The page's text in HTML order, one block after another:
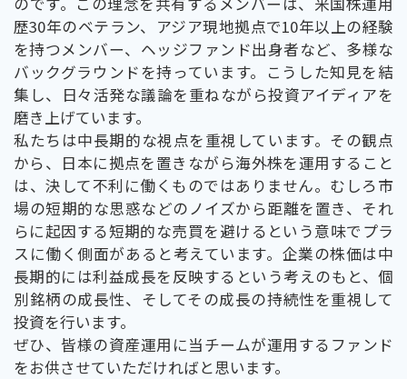
歴30年のベテラン、アジア現地拠点で10年以上の経験
を持つメンバー、ヘッジファンド出身者など、多様な
バックグラウンドを持っています。こうした知見を結
集し、日々活発な議論を重ねながら投資アイディアを
磨き上げています。
私たちは中長期的な視点を重視しています。その観点
から、日本に拠点を置きながら海外株を運用すること
は、決して不利に働くものではありません。むしろ市
場の短期的な思惑などのノイズから距離を置き、それ
らに起因する短期的な売買を避けるという意味でプラ
スに働く側面があると考えています。企業の株価は中
長期的には利益成長を反映するという考えのもと、個
別銘柄の成長性、そしてその成長の持続性を重視して
投資を行います。
ぜひ、皆様の資産運用に当チームが運用するファンド
をお供させていただければと思います。